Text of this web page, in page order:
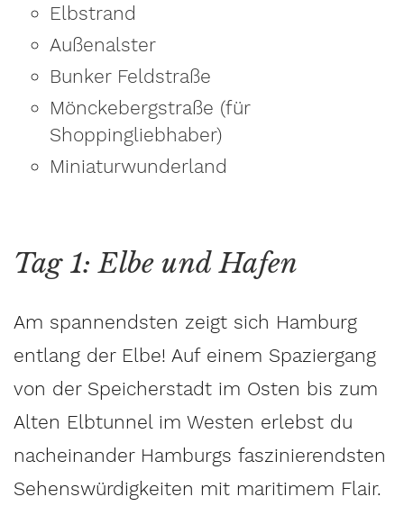
Elbstrand
Außenalster
Bunker Feldstraße
Mönckebergstraße (für
Shoppingliebhaber)
Miniaturwunderland
Tag 1: Elbe und Hafen
Am spannendsten zeigt sich Hamburg
entlang der Elbe! Auf einem Spaziergang
von der Speicherstadt im Osten bis zum
Alten Elbtunnel im Westen erlebst du
nacheinander Hamburgs faszinierendsten
Sehenswürdigkeiten mit maritimem Flair.